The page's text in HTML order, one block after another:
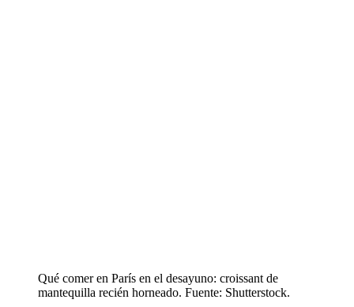
Qué comer en París en el desayuno: croissant de
mantequilla recién horneado. Fuente: Shutterstock.